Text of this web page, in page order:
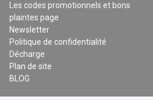
Les codes promotionnels et bons
plaintes page
Newsletter
Politique de confidentialité
Décharge
Plan de site
BLOG